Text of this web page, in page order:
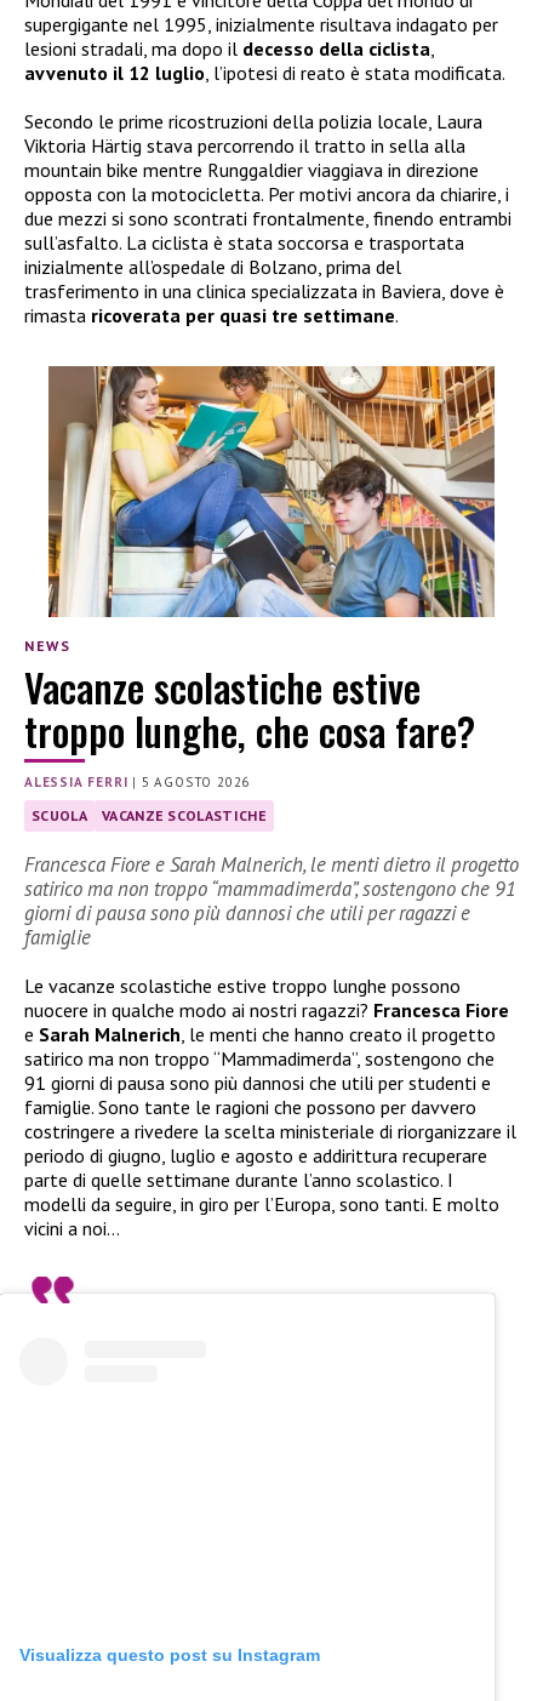
supergigante nel 1995, inizialmente risultava indagato per
lesioni stradali, ma dopo il decesso della ciclista
avvenuto il 12 luglio , l’ipotesi di reato è stata modificata.
Secondo le prime ricostruzioni della polizia locale, Laura
Viktoria Härtig stava percorrendo il tratto in sella alla
mountain bike mentre Runggaldier viaggiava in direzione
opposta con la motocicletta. Per motivi ancora da chiarire, i
due mezzi si sono scontrati frontalmente, finendo entrambi
sull’asfalto. La ciclista è stata soccorsa e trasportata
inizialmente all’ospedale di Bolzano, prima del
trasferimento in una clinica specializzata in Baviera, dove è
rimasta ricoverata per quasi tre settimane.
NEWS
Vacanze scolastiche estive
troppo lunghe, che cosa fare?
ALESSIA FERRI | 5 AGOSTO 2026
SCUOLA VACANZE SCOLASTICHE
Francesca Fiore e Sarah Malnerich, le menti dietro il progetto
satirico ma non troppo “mammadimerda”, sostengono che 91
giorni di pausa sono più dannosi che utili per ragazzi e
famiglie
Le vacanze scolastiche estive troppo lunghe possono
nuocere in qualche modo ai nostri ragazzi? Francesca Fiore
e Sarah Malnerich, le menti che hanno creato il progetto
satirico ma non troppo “Mammadimerda”, sostengono che
91 giorni di pausa sono più dannosi che utili per studenti e
famiglie. Sono tante le ragioni che possono per davvero
costringere a rivedere la scelta ministeriale di riorganizzare il
periodo di giugno, luglio e agosto e addirittura recuperare
parte di quelle settimane durante l’anno scolastico. I
modelli da seguire, in giro per l’Europa, sono tanti. E molto
vicini a noi…
Visualizza questo post su Instagram